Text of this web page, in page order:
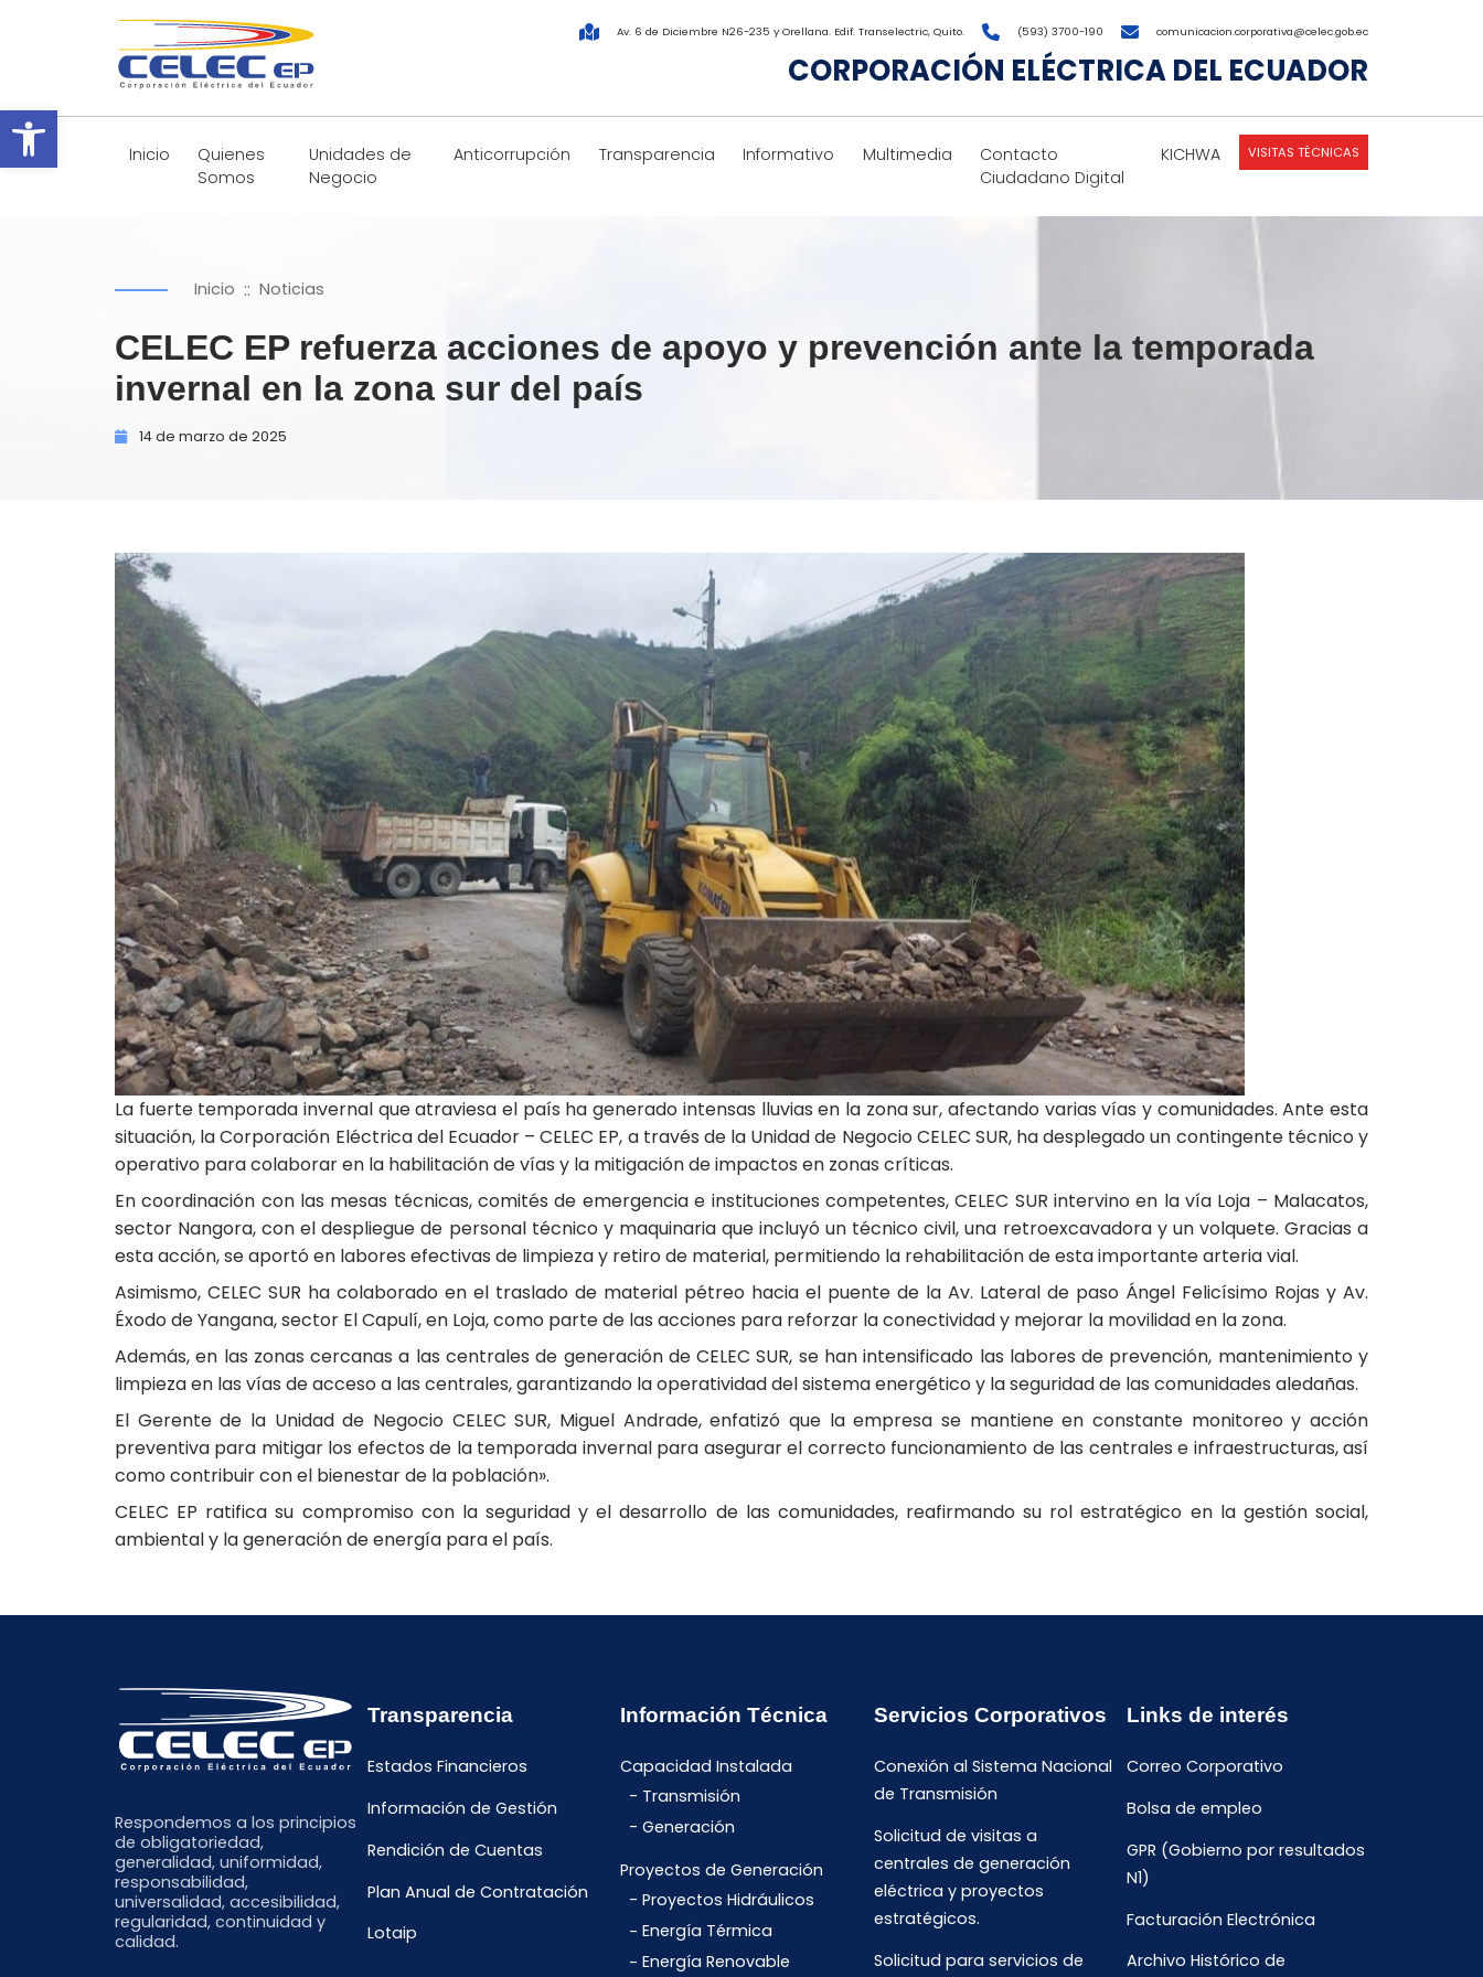
Abrir barra de herramientas
Av. 6 de Diciembre N26-235 y Orellana. Edif. Transelectric, Quito. (593) 3700-190 comunicacion.corporativa@celec.gob.ec
CORPORACIÓN ELÉCTRICA DEL ECUADOR
Inicio
Quienes
Somos
Unidades de
Negocio
Anticorrupción Transparencia Informativo Multimedia
Contacto
Ciudadano Digital
KICHWA VISITAS TÉCNICAS
Inicio :: Noticias
CELEC EP refuerza acciones de apoyo y prevención ante la temporada
invernal en la zona sur del país
14 de marzo de 2025
La fuerte temporada invernal que atraviesa el país ha generado intensas lluvias en la zona sur, afectando varias vías y comunidades. Ante esta
situación, la Corporación Eléctrica del Ecuador – CELEC EP, a través de la Unidad de Negocio CELEC SUR, ha desplegado un contingente técnico y
operativo para colaborar en la habilitación de vías y la mitigación de impactos en zonas críticas.
En coordinación con las mesas técnicas, comités de emergencia e instituciones competentes, CELEC SUR intervino en la vía Loja – Malacatos,
sector Nangora, con el despliegue de personal técnico y maquinaria que incluyó un técnico civil, una retroexcavadora y un volquete. Gracias a
esta acción, se aportó en labores efectivas de limpieza y retiro de material, permitiendo la rehabilitación de esta importante arteria vial.
Asimismo, CELEC SUR ha colaborado en el traslado de material pétreo hacia el puente de la Av. Lateral de paso Ángel Felicísimo Rojas y Av.
Éxodo de Yangana, sector El Capulí, en Loja, como parte de las acciones para reforzar la conectividad y mejorar la movilidad en la zona.
Además, en las zonas cercanas a las centrales de generación de CELEC SUR, se han intensificado las labores de prevención, mantenimiento y
limpieza en las vías de acceso a las centrales, garantizando la operatividad del sistema energético y la seguridad de las comunidades aledañas.
El Gerente de la Unidad de Negocio CELEC SUR, Miguel Andrade, enfatizó que la empresa se mantiene en constante monitoreo y acción
preventiva para mitigar los efectos de la temporada invernal para asegurar el correcto funcionamiento de las centrales e infraestructuras, así
como contribuir con el bienestar de la población».
CELEC EP ratifica su compromiso con la seguridad y el desarrollo de las comunidades, reafirmando su rol estratégico en la gestión social,
ambiental y la generación de energía para el país.
Respondemos a los principios
de obligatoriedad,
generalidad, uniformidad,
responsabilidad,
universalidad, accesibilidad,
regularidad, continuidad y
calidad.
Transparencia
Estados Financieros
Información de Gestión
Rendición de Cuentas
Plan Anual de Contratación
Lotaip
Información Técnica
Capacidad Instalada
Transmisión
Generación
Proyectos de Generación
Proyectos Hidráulicos
Energía Térmica
Energía Renovable
Servicios Corporativos
Conexión al Sistema Nacional
de Transmisión
Solicitud de visitas a
centrales de generación
eléctrica y proyectos
estratégicos.
Solicitud para servicios de
Links de interés
Correo Corporativo
Bolsa de empleo
GPR (Gobierno por resultados
N1)
Facturación Electrónica
Archivo Histórico de